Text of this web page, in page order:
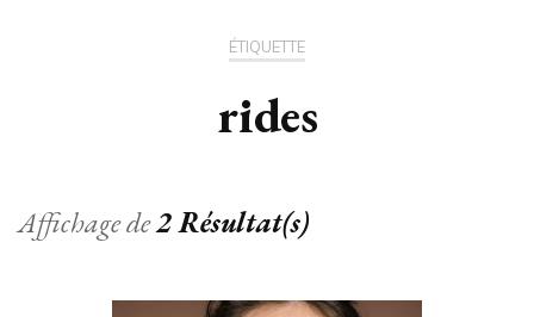
ÉTIQUETTE
rides
Affichage de2 Résultat(s)